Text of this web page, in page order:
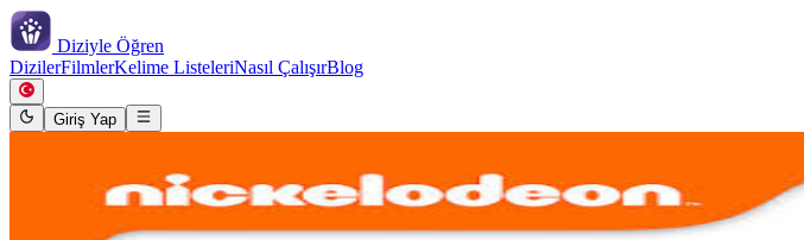
Diziyle Öğren
DizilerFilmlerKelime ListeleriNasıl ÇalışırBlog
Giriş Yap